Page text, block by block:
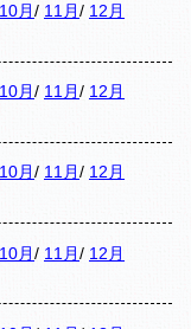
10月 / 11月 / 12月
10月 / 11月 / 12月
10月 / 11月 / 12月
10月 / 11月 / 12月